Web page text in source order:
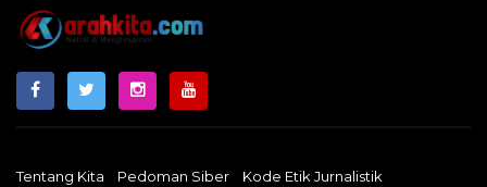
Tentang Kita Pedoman Siber Kode Etik Jurnalistik